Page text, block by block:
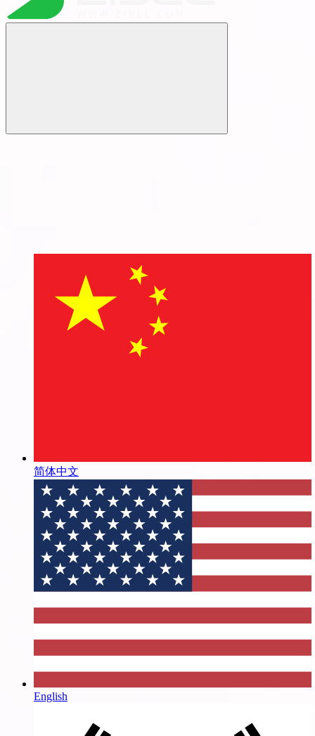
简体中文
English